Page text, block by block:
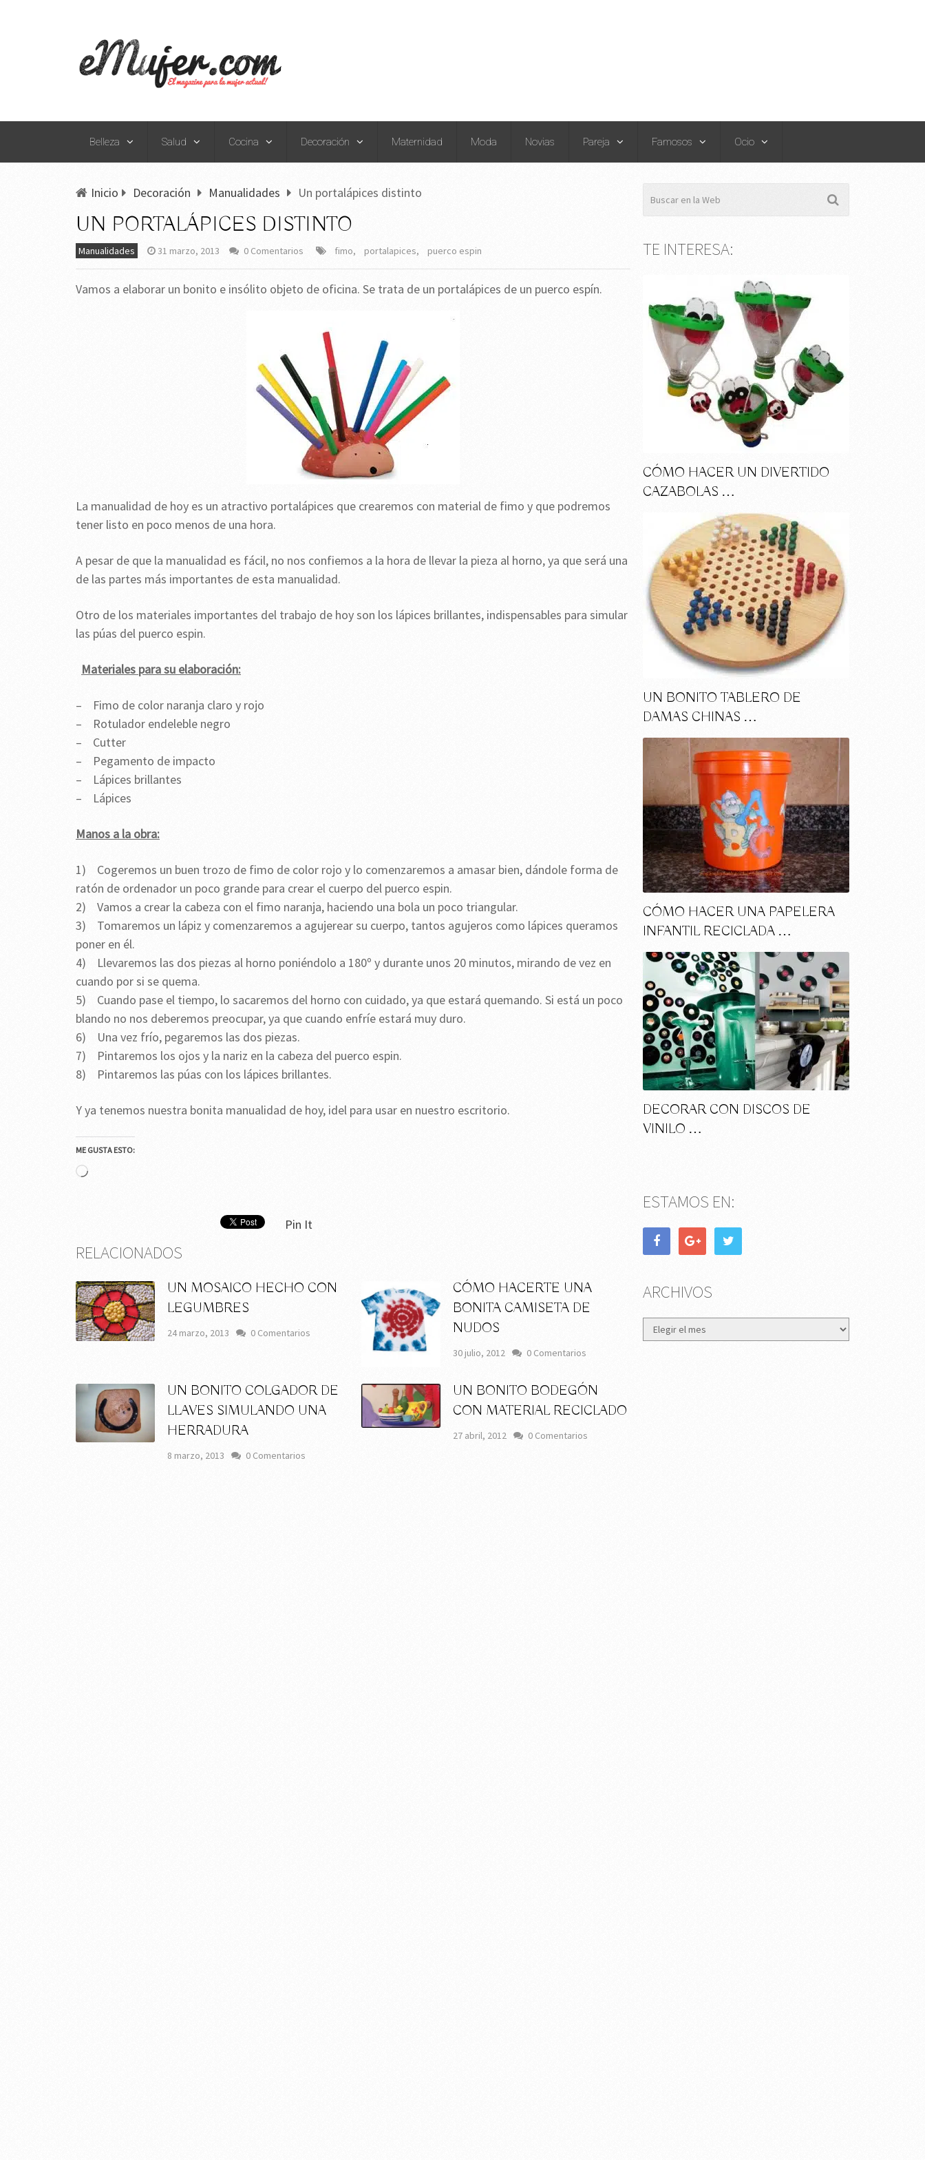
Belleza Salud Cocina Decoración Maternidad Moda Novias Pareja Famosos Ocio
Inicio Decoración Manualidades Un portalápices distinto
UN PORTALÁPICES DISTINTO
Manualidades 31 marzo, 2013 0 Comentarios fimo, portalapices, puerco espin
Vamos a elaborar un bonito e insólito objeto de oficina. Se trata de un portalápices de un puerco espín.
La manualidad de hoy es un atractivo portalápices que crearemos con material de fimo y que podremos
tener listo en poco menos de una hora.
A pesar de que la manualidad es fácil, no nos confiemos a la hora de llevar la pieza al horno, ya que será una
de las partes más importantes de esta manualidad.
Otro de los materiales importantes del trabajo de hoy son los lápices brillantes, indispensables para simular
las púas del puerco espin.
Materiales para su elaboración:
– Fimo de color naranja claro y rojo
– Rotulador endeleble negro
– Cutter
– Pegamento de impacto
– Lápices brillantes
– Lápices
Manos a la obra:
1) Cogeremos un buen trozo de fimo de color rojo y lo comenzaremos a amasar bien, dándole forma de
ratón de ordenador un poco grande para crear el cuerpo del puerco espin.
2) Vamos a crear la cabeza con el fimo naranja, haciendo una bola un poco triangular.
3) Tomaremos un lápiz y comenzaremos a agujerear su cuerpo, tantos agujeros como lápices queramos
poner en él.
4) Llevaremos las dos piezas al horno poniéndolo a 180º y durante unos 20 minutos, mirando de vez en
cuando por si se quema.
5) Cuando pase el tiempo, lo sacaremos del horno con cuidado, ya que estará quemando. Si está un poco
blando no nos deberemos preocupar, ya que cuando enfríe estará muy duro.
6) Una vez frío, pegaremos las dos piezas.
7) Pintaremos los ojos y la nariz en la cabeza del puerco espin.
8) Pintaremos las púas con los lápices brillantes.
Y ya tenemos nuestra bonita manualidad de hoy, idel para usar en nuestro escritorio.
ME GUSTA ESTO:
Cargando...
Pin It
RELACIONADOS
UN MOSAICO HECHO CON
LEGUMBRES
24 marzo, 2013 0 Comentarios
CÓMO HACERTE UNA
BONITA CAMISETA DE
NUDOS
30 julio, 2012 0 Comentarios
UN BONITO COLGADOR DE
LLAVES SIMULANDO UNA
HERRADURA
8 marzo, 2013 0 Comentarios
UN BONITO BODEGÓN
CON MATERIAL RECICLADO
27 abril, 2012 0 Comentarios
TE INTERESA:
CÓMO HACER UN DIVERTIDO
CAZABOLAS …
UN BONITO TABLERO DE
DAMAS CHINAS …
CÓMO HACER UNA PAPELERA
INFANTIL RECICLADA …
DECORAR CON DISCOS DE
VINILO …
ESTAMOS EN:
ARCHIVOS
Archivos